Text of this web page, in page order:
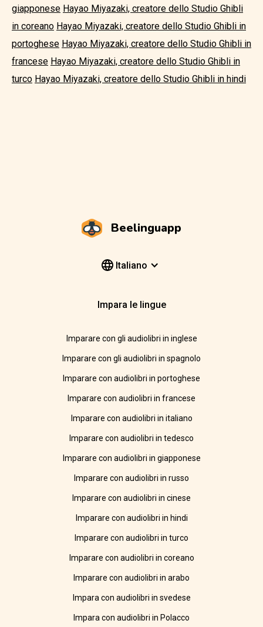
giapponese Hayao Miyazaki, creatore dello Studio Ghibli
in coreano Hayao Miyazaki, creatore dello Studio Ghibli in
portoghese Hayao Miyazaki, creatore dello Studio Ghibli in
francese Hayao Miyazaki, creatore dello Studio Ghibli in
turco Hayao Miyazaki, creatore dello Studio Ghibli in hindi
Beelinguapp
Italiano
Impara le lingue
Imparare con gli audiolibri in inglese
Imparare con gli audiolibri in spagnolo
Imparare con audiolibri in portoghese
Imparare con audiolibri in francese
Imparare con audiolibri in italiano
Imparare con audiolibri in tedesco
Imparare con audiolibri in giapponese
Imparare con audiolibri in russo
Imparare con audiolibri in cinese
Imparare con audiolibri in hindi
Imparare con audiolibri in turco
Imparare con audiolibri in coreano
Imparare con audiolibri in arabo
Impara con audiolibri in svedese
Impara con audiolibri in Polacco